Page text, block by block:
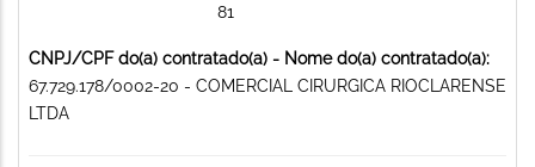
81
CNPJ/CPF do(a) contratado(a) - Nome do(a) contratado(a):
67.729.178/0002-20 - COMERCIAL CIRURGICA RIOCLARENSE
LTDA